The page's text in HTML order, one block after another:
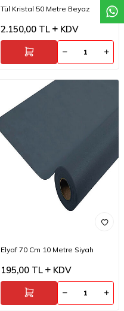
Tül Kristal 50 Metre Beyaz
2.150,00 TL KDV
Elyaf 70 Cm 10 Metre Siyah
195,00 TL KDV